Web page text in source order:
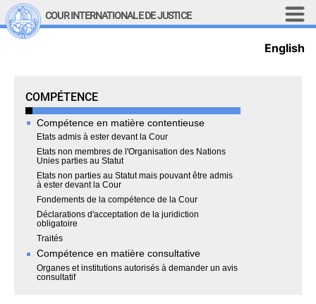
Aller au contenu principal
English
COUR INTERNATIONALE DE JUSTICE
Jurisdiction
COMPÉTENCE
Compétence en matière contentieuse
Etats admis à ester devant la Cour
Etats non membres de l'Organisation des Nations
Unies parties au Statut
Etats non parties au Statut mais pouvant être admis
à ester devant la Cour
Fondements de la compétence de la Cour
Déclarations d'acceptation de la juridiction
obligatoire
Traités
Compétence en matière consultative
Organes et institutions autorisés à demander un avis
consultatif
English
Main navigation
LA COUR
Historique
Membres de la Cour
Membres actuels
Tous les membres
Présidence
Déclarations du président
Chambres et comités